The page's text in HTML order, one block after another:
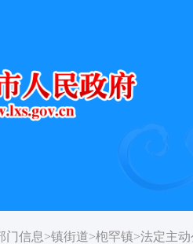
门信息>镇街道>枹罕镇>法定主